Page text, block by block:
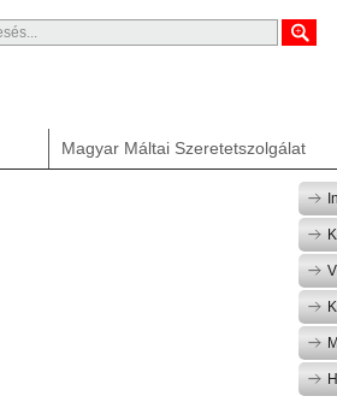
Magyar Máltai Szeretetszolgálat